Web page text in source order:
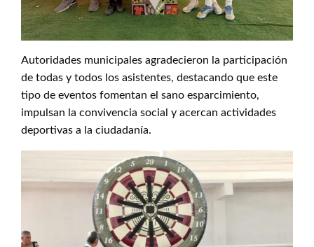
Autoridades municipales agradecieron la participación
de todas y todos los asistentes, destacando que este
tipo de eventos fomentan el sano esparcimiento,
impulsan la convivencia social y acercan actividades
deportivas a la ciudadanía.